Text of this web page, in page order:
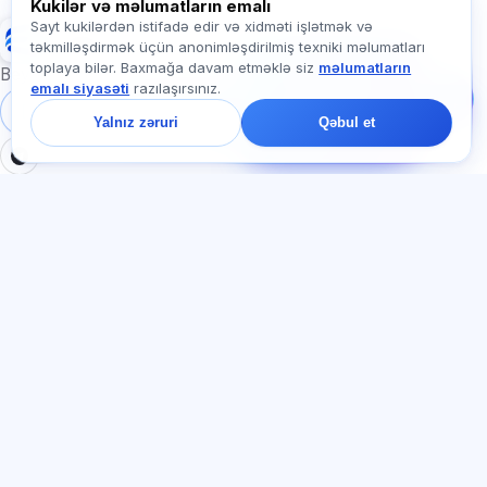
Exalify
Beynəlxalq dil imtahanlarına hazırlıq
Daxil ol
Qeydiyyat
Bizə yazın!
Tariflər, imtahanlar və
barədə soruşun — çatda
bir dəqiqə ərzində
cavab veririk.
Kukilər və məlumatların emalı
Sayt kukilərdən istifadə edir və xidməti işlətmək və
təkmilləşdirmək üçün anonimləşdirilmiş texniki məlumatları
toplaya bilər. Baxmağa davam etməklə siz məlumatların
emalı siyasəti razılaşırsınız.
Yalnız zəruri Qəbul et